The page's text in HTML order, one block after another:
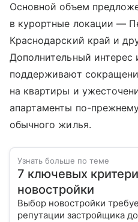
Основной объем
в курортные локации —
Краснодарский край и
Дополнительный интерес
поддерживают
на квартиры и
апартаменты по-
обычного жилья.
Узнать больше по теме
7 ключевых
новостройки
Выбор новостройки
репутации застройщика